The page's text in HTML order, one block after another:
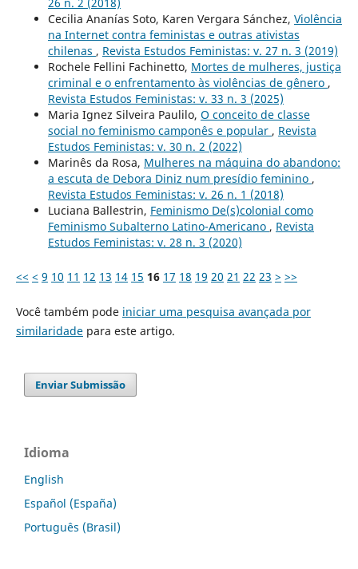
26 n. 2 (2018)
Cecilia Ananías Soto, Karen Vergara Sánchez, Violência
na Internet contra feministas e outras ativistas
chilenas , Revista Estudos Feministas: v. 27 n. 3 (2019)
Rochele Fellini Fachinetto, Mortes de mulheres, justiça
criminal e o enfrentamento às violências de gênero ,
Revista Estudos Feministas: v. 33 n. 3 (2025)
Maria Ignez Silveira Paulilo, O conceito de classe
social no feminismo camponês e popular , Revista
Estudos Feministas: v. 30 n. 2 (2022)
Marinês da Rosa, Mulheres na máquina do abandono:
a escuta de Debora Diniz num presídio feminino ,
Revista Estudos Feministas: v. 26 n. 1 (2018)
Luciana Ballestrin, Feminismo De(s)colonial como
Feminismo Subalterno Latino-Americano , Revista
Estudos Feministas: v. 28 n. 3 (2020)
<< < 9 10 11 12 13 14 15 16 17 18 19 20 21 22 23 > >>
Você também pode iniciar uma pesquisa avançada por
similaridadepara este artigo.
Enviar Submissão
Idioma
English
Español (España)
Português (Brasil)